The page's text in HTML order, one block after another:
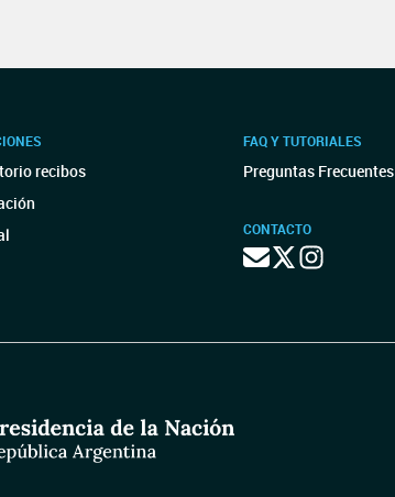
recibos
FAQ Y TUTORIALES
Preguntas Frecuentes
CONTACTO